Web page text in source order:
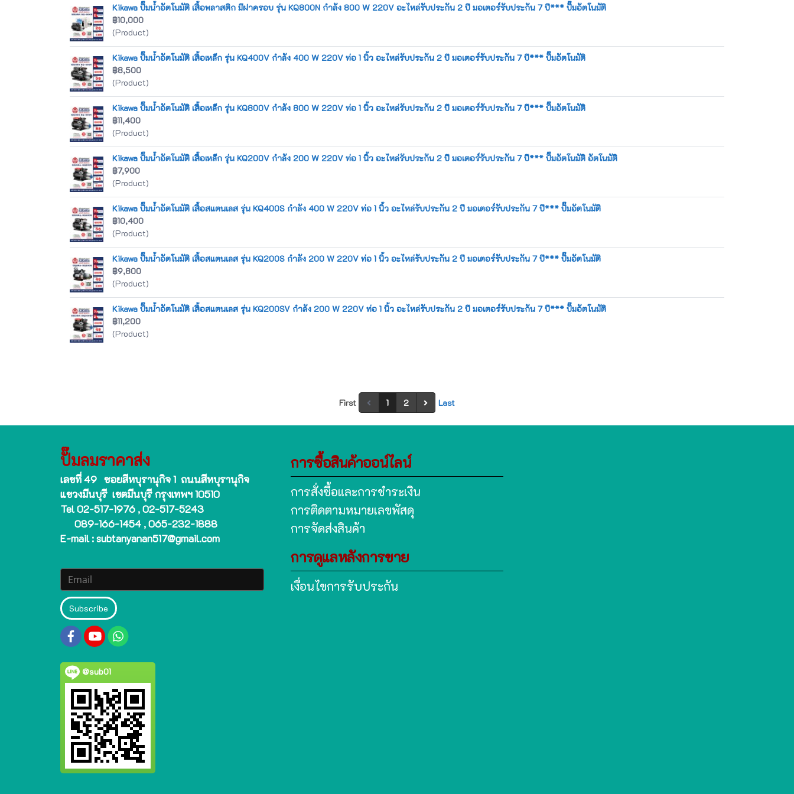
Kikawa ปั๊มน้ำอัตโนมัติ เสื้อพลาสติก มีฝาครอบ รุ่น KQ800N กำลัง 800 W 220V อะไหล่รับประกัน 2 ปี มอเตอร์รับประกัน 7 ปี*** ปั๊มอัตโนมัติ
฿10,000
(Product)
Kikawa ปั๊มน้ำอัตโนมัติ เสื้อเหล็ก รุ่น KQ400V กำลัง 400 W 220V ท่อ 1 นิ้ว อะไหล่รับประกัน 2 ปี มอเตอร์รับประกัน 7 ปี*** ปั๊มอัตโนมัติ
฿8,500
(Product)
Kikawa ปั๊มน้ำอัตโนมัติ เสื้อเหล็ก รุ่น KQ800V กำลัง 800 W 220V ท่อ 1 นิ้ว อะไหล่รับประกัน 2 ปี มอเตอร์รับประกัน 7 ปี*** ปั๊มอัตโนมัติ
฿11,400
(Product)
Kikawa ปั๊มน้ำอัตโนมัติ เสื้อเหล็ก รุ่น KQ200V กำลัง 200 W 220V ท่อ 1 นิ้ว อะไหล่รับประกัน 2 ปี มอเตอร์รับประกัน 7 ปี*** ปั๊มอัตโนมัติ อัตโนมัติ
฿7,900
(Product)
Kikawa ปั๊มน้ำอัตโนมัติ เสื้อสแตนเลส รุ่น KQ400S กำลัง 400 W 220V ท่อ 1 นิ้ว อะไหล่รับประกัน 2 ปี มอเตอร์รับประกัน 7 ปี*** ปั๊มอัตโนมัติ
฿10,400
(Product)
Kikawa ปั๊มน้ำอัตโนมัติ เสื้อสแตนเลส รุ่น KQ200S กำลัง 200 W 220V ท่อ 1 นิ้ว อะไหล่รับประกัน 2 ปี มอเตอร์รับประกัน 7 ปี*** ปั๊มอัตโนมัติ
฿9,800
(Product)
Kikawa ปั๊มน้ำอัตโนมัติ เสื้อสแตนเลส รุ่น KQ200SV กำลัง 200 W 220V ท่อ 1 นิ้ว อะไหล่รับประกัน 2 ปี มอเตอร์รับประกัน 7 ปี*** ปั๊มอัตโนมัติ
฿11,200
(Product)
First 1 2 Last
ปั๊มลมราคาส่ง
เลขที่ 49 ซอยสีหบุรานุกิจ 1 ถนนสีหบุรานุกิจ
แขวงมีนบุรี เขตมีนบุรี กรุงเทพฯ 10510
Tel 02-517-1976 , 02-517-5243
089-166-1454 , 065-232-1888
E-mail : subtanyanan517@gmail.com
Subscribe
@sub01
การซื้อสินค้าออน์ไลน์
การสั่งซื้อและการชำระเงิน
การติดตามหมายเลขพัสดุ
การจัดส่งสินค้า
การดูแลหลังการขาย
เงื่อนไขการรับประกัน